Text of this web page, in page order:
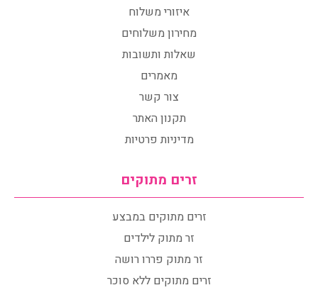
איזורי משלוח
מחירון משלוחים
שאלות ותשובות
מאמרים
צור קשר
תקנון האתר
מדיניות פרטיות
זרים מתוקים
זרים מתוקים במבצע
זר מתוק לילדים
זר מתוק פררו רושה
זרים מתוקים ללא סוכר